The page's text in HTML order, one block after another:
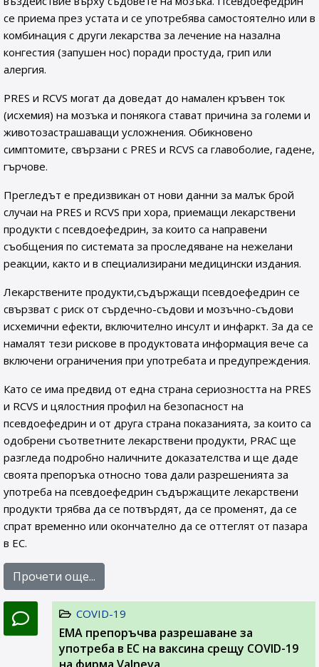
се приема през устата и се употребява самостоятелно или в
комбинация с други лекарства за лечение на назална
конгестия (запушен нос) поради простуда, грип или
алергия.
PRES и RCVS могат да доведат до намален кръвен ток
(исхемия) на мозъка и понякога стават причина за големи и
животозастрашаващи усложнения. Обикновено
симптомите, свързани с PRES и RCVS са главоболие, гадене,
гърчове.
Прегледът е предизвикан от нови данни за малък брой
случаи на PRES и RCVS при хора, приемащи лекарствени
продукти с псевдоефедрин, за които са направени
съобщения по системата за проследяване на нежелани
реакции, както и в специализирани медицински издания.
Лекарствените продукти,съдържащи псевдоефедрин се
свързват с риск от сърдечно-съдови и мозъчно-съдови
исхемични ефекти, включително инсулт и инфаркт. За да се
намалят тези рискове в продуктовата информация вече са
включени ограничения при употребата и предупреждения.
Като се има предвид от една страна сериозността на PRES
и RCVS и цялостния профил на безопасност на
псевдоефедрин и от друга страна показанията, за които са
одобрени съответните лекарствени продукти, PRAC ще
разгледа подробно наличните доказателства и ще даде
своята препоръка относно това дали разрешенията за
употреба на псевдоефедрин съдържащите лекарствени
продукти трябва да се потвърдят, да се променят, да се
спрат временно или окончателно да се оттеглят от пазара
в ЕС.
Прочети още...
COVID-19
EMA препоръчва разрешаване за
употреба в ЕС на ваксина срещу COVID-19